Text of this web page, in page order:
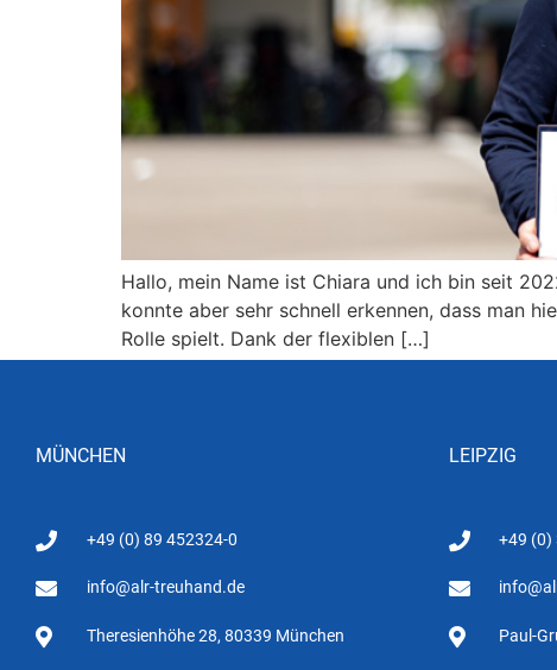
Hallo, mein Name ist Chiara und ich bin seit
konnte aber sehr schnell erkennen, dass man
Rolle spielt. Dank der flexiblen […]
MÜNCHEN
+49 (0) 89 452324-0
info@alr-treuhand.de
Theresienhöhe 28, 80339 München
LEIPZIG
+49 (0)
Paul-